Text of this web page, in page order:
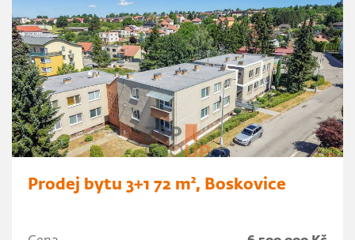
Prodej bytu 3+1 72 m², Boskovice